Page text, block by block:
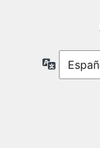
Idioma